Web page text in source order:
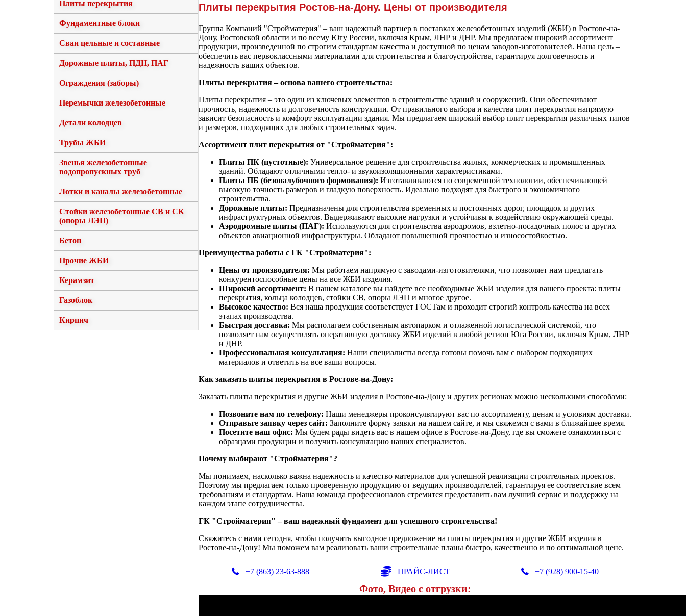
Плиты перекрытия
Фундаментные блоки
Сваи цельные и составные
Дорожные плиты, ПДН, ПАГ
Ограждения (заборы)
Перемычки железобетонные
Детали колодцев
Трубы ЖБИ
Звенья железобетонные
водопропускных труб
Лотки и каналы железобетонные
Стойки железобетонные СВ и СК
(опоры ЛЭП)
Бетон
Прочие ЖБИ
Керамзит
Газоблок
Кирпич
Плиты перекрытия Ростов-на-Дону. Цены от производителя
Группа Компаний "Стройматерия" – ваш надежный партнер в поставках железобетонных изделий (ЖБИ) в Ростове-на-
Дону, Ростовской области и по всему Югу России, включая Крым, ЛНР и ДНР. Мы предлагаем широкий ассортимент
продукции, произведенной по строгим стандартам качества и доступной по ценам заводов-изготовителей. Наша цель –
обеспечить вас первоклассными материалами для строительства и благоустройства, гарантируя долговечность и
надежность ваших объектов.
Плиты перекрытия – основа вашего строительства:
Плиты перекрытия – это один из ключевых элементов в строительстве зданий и сооружений. Они обеспечивают
прочность, надежность и долговечность конструкции. От правильного выбора и качества плит перекрытия напрямую
зависит безопасность и комфорт эксплуатации здания. Мы предлагаем широкий выбор плит перекрытия различных типов
и размеров, подходящих для любых строительных задач.
Ассортимент плит перекрытия от "Стройматерия":
Плиты ПК (пустотные): Универсальное решение для строительства жилых, коммерческих и промышленных
зданий. Обладают отличными тепло- и звукоизоляционными характеристиками.
Плиты ПБ (безопалубочного формования): Изготавливаются по современной технологии, обеспечивающей
высокую точность размеров и гладкую поверхность. Идеально подходят для быстрого и экономичного
строительства.
Дорожные плиты: Предназначены для строительства временных и постоянных дорог, площадок и других
инфраструктурных объектов. Выдерживают высокие нагрузки и устойчивы к воздействию окружающей среды.
Аэродромные плиты (ПАГ): Используются для строительства аэродромов, взлетно-посадочных полос и других
объектов авиационной инфраструктуры. Обладают повышенной прочностью и износостойкостью.
Преимущества работы с ГК "Стройматерия":
Цены от производителя: Мы работаем напрямую с заводами-изготовителями, что позволяет нам предлагать
конкурентоспособные цены на все ЖБИ изделия.
Широкий ассортимент: В нашем каталоге вы найдете все необходимые ЖБИ изделия для вашего проекта: плиты
перекрытия, кольца колодцев, стойки СВ, опоры ЛЭП и многое другое.
Высокое качество: Вся наша продукция соответствует ГОСТам и проходит строгий контроль качества на всех
этапах производства.
Быстрая доставка: Мы располагаем собственным автопарком и отлаженной логистической системой, что
позволяет нам осуществлять оперативную доставку ЖБИ изделий в любой регион Юга России, включая Крым, ЛНР
и ДНР.
Профессиональная консультация: Наши специалисты всегда готовы помочь вам с выбором подходящих
материалов и ответить на все ваши вопросы.
Как заказать плиты перекрытия в Ростове-на-Дону:
Заказать плиты перекрытия и другие ЖБИ изделия в Ростове-на-Дону и других регионах можно несколькими способами:
Позвоните нам по телефону: Наши менеджеры проконсультируют вас по ассортименту, ценам и условиям доставки.
Отправьте заявку через сайт: Заполните форму заявки на нашем сайте, и мы свяжемся с вами в ближайшее время.
Посетите наш офис: Мы будем рады видеть вас в нашем офисе в Ростове-на-Дону, где вы сможете ознакомиться с
образцами продукции и получить консультацию наших специалистов.
Почему выбирают "Стройматерия"?
Мы понимаем, насколько важна надежность и качество материалов для успешной реализации строительных проектов.
Поэтому мы предлагаем только проверенную продукцию от ведущих производителей, гарантируя ее соответствие всем
требованиям и стандартам. Наша команда профессионалов стремится предоставить вам лучший сервис и поддержку на
каждом этапе сотрудничества.
ГК "Стройматерия" – ваш надежный фундамент для успешного строительства!
Свяжитесь с нами сегодня, чтобы получить выгодное предложение на плиты перекрытия и другие ЖБИ изделия в
Ростове-на-Дону! Мы поможем вам реализовать ваши строительные планы быстро, качественно и по оптимальной цене.
+7 (863) 23-63-888 ПРАЙС-ЛИСТ +7 (928) 900-15-40
Фото, Видео с отгрузки: